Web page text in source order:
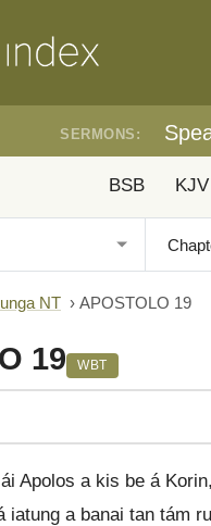
SERMONS:
BSB KJV
NT › APOSTOLO 19
19 WBT
Apolos a kis be á
iatung a banai tan tám